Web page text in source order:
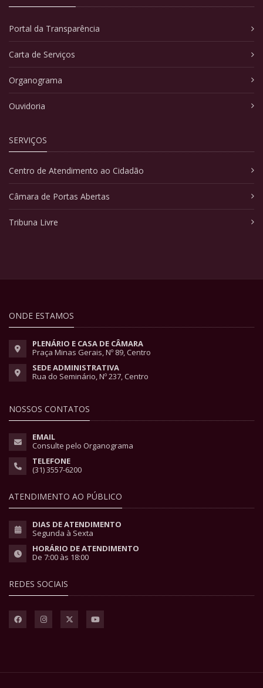
Portal da Transparência
Carta de Serviços
Organograma
Ouvidoria
SERVIÇOS
Centro de Atendimento ao Cidadão
Câmara de Portas Abertas
Tribuna Livre
ONDE ESTAMOS
PLENÁRIO E CASA DE CÂMARA
Praça Minas Gerais, Nº 89, Centro
SEDE ADMINISTRATIVA
Rua do Seminário, Nº 237, Centro
NOSSOS CONTATOS
EMAIL
Consulte pelo Organograma
TELEFONE
(31) 3557-6200
ATENDIMENTO AO PÚBLICO
DIAS DE ATENDIMENTO
Segunda à Sexta
HORÁRIO DE ATENDIMENTO
De 7:00 às 18:00
REDES SOCIAIS